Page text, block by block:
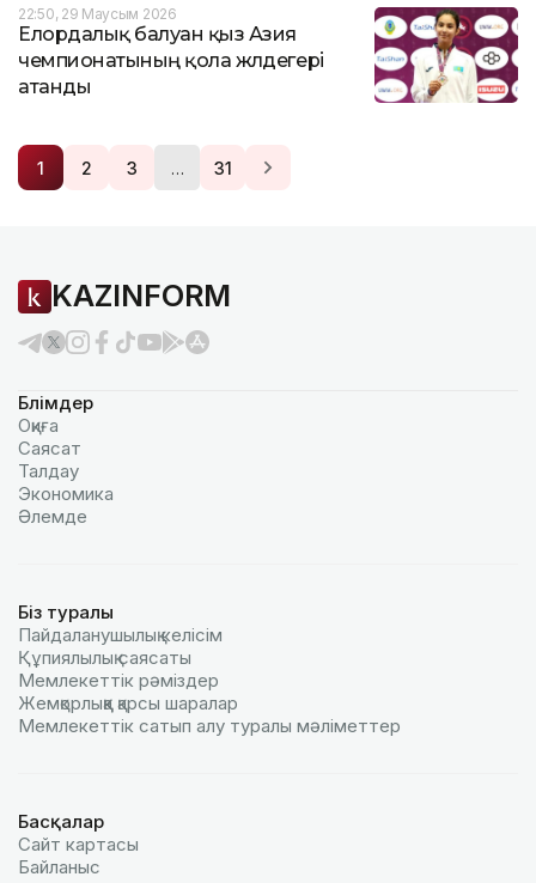
22:50, 29 Маусым 2026
Елордалық балуан қыз Азия
чемпионатының қола жүлдегері
атанды
1 2 3 … 31
KAZINFORM
Бөлімдер
Оқиға
Саясат
Талдау
Экономика
Әлемде
Біз туралы
Пайдаланушылық келiciм
Құпиялылық саясаты
Мемлекеттік рәміздер
Жемқорлыққа қарсы шаралар
Мемлекеттік сатып алу туралы мәлiметтер
Басқалар
Сайт картасы
Байланыс